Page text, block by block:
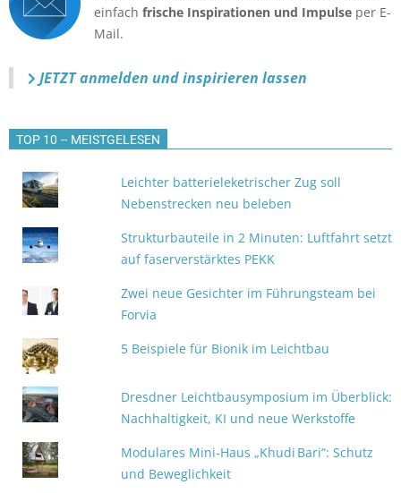
einfach frische Inspirationen und Impulse per E-
Mail.
JETZT anmelden und inspirieren lassen
TOP 10 – MEISTGELESEN
Leichter batterieleketrischer Zug soll
Nebenstrecken neu beleben
Strukturbauteile in 2 Minuten: Luftfahrt setzt
auf faserverstärktes PEKK
Zwei neue Gesichter im Führungsteam bei
Forvia
5 Beispiele für Bionik im Leichtbau
Dresdner Leichtbausymposium im Überblick:
Nachhaltigkeit, KI und neue Werkstoffe
Modulares Mini‑Haus „Khudi Bari“: Schutz
und Beweglichkeit